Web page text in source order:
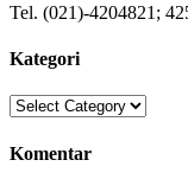
Tel. (021)-4204821;
Kategori
Kategori
Komentar